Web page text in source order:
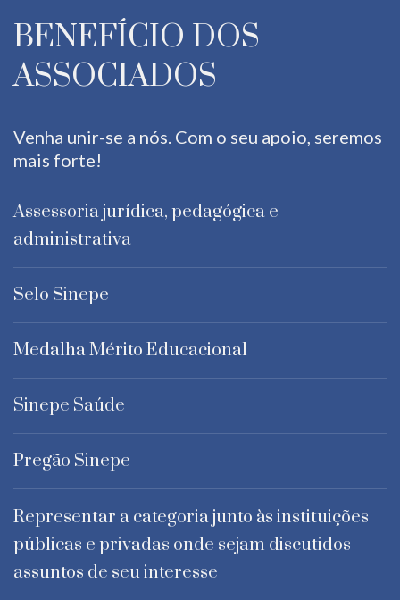
BENEFÍCIO DOS
ASSOCIADOS
Venha unir-se a nós. Com o seu apoio, seremos
mais forte!
Assessoria jurídica, pedagógica e
administrativa
Selo Sinepe
Medalha Mérito Educacional
Sinepe Saúde
Pregão Sinepe
Representar a categoria junto às instituições
públicas e privadas onde sejam discutidos
assuntos de seu interesse